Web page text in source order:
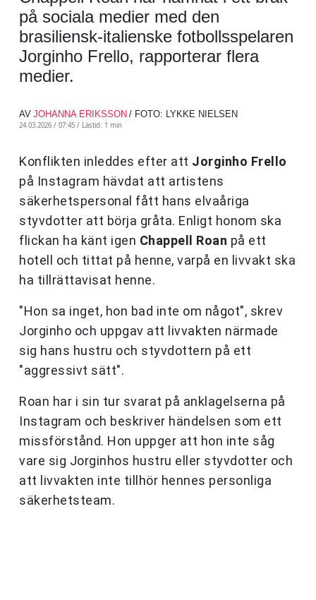
på sociala medier med den
brasiliensk-italienske fotbollsspelaren
Jorginho Frello, rapporterar flera
medier.
AV JOHANNA ERIKSSON / FOTO: LYKKE NIELSEN
24.03.2026 / 07:45 / Lästid: 1 min
Konflikten inleddes efter att Jorginho Frello
på Instagram hävdat att artistens
säkerhetspersonal fått hans elvaåriga
styvdotter att börja gråta. Enligt honom ska
flickan ha känt igen Chappell Roan på ett
hotell och tittat på henne, varpå en livvakt ska
ha tillrättavisat henne.
"Hon sa inget, hon bad inte om något", skrev
Jorginho och uppgav att livvakten närmade
sig hans hustru och styvdottern på ett
"aggressivt sätt".
Roan har i sin tur svarat på anklagelserna på
Instagram och beskriver händelsen som ett
missförstånd. Hon uppger att hon inte såg
vare sig Jorginhos hustru eller styvdotter och
att livvakten inte tillhör hennes personliga
säkerhetsteam.